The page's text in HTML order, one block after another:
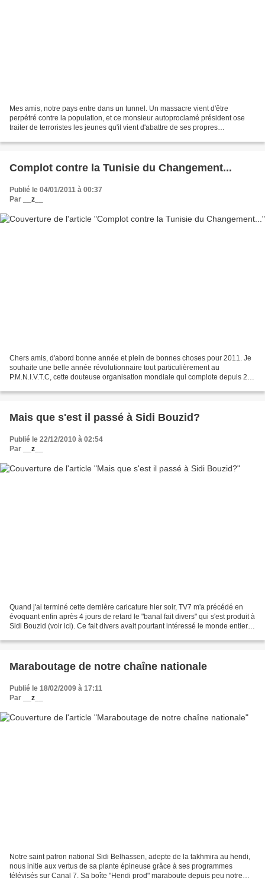
Mes amis, notre pays entre dans un tunnel. Un massacre vient d'être
perpétré contre la population, et ce monsieur autoproclamé président ose
traiter de terroristes les jeunes qu'il vient d'abattre de ses propres
Complot contre la Tunisie du Changement...
Publié le 04/01/2011 à 00:37
Par
__z__
Chers amis, d'abord bonne année et plein de bonnes choses pour 2011. Je
souhaite une belle année révolutionnaire tout particulièrement au
P.M.N.I.V.T.C, cette douteuse organisation mondiale qui complote depuis 23
Mais que s'est il passé à Sidi Bouzid?
Publié le 22/12/2010 à 02:54
Par
__z__
Quand j'ai terminé cette dernière caricature hier soir, TV7 m'a précédé en
évoquant enfin après 4 jours de retard le "banal fait divers" qui s'est produit à
Sidi Bouzid (voir ici). Ce fait divers avait pourtant intéressé le monde entier,
Maraboutage de notre chaîne nationale
Publié le 18/02/2009 à 17:11
Par
__z__
Notre saint patron national Sidi Belhassen, adepte de la takhmira au hendi,
nous initie aux vertus de sa plante épineuse grâce à ses programmes
télévisés sur Canal 7. Sa boîte "Hendi prod" maraboute depuis peu notre